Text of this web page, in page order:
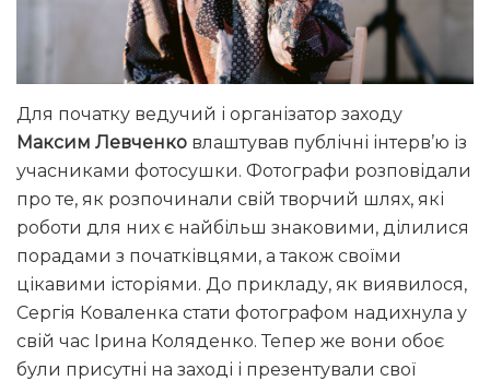
Для початку ведучий і організатор заходу
Максим Левченко влаштував публічні інтерв’ю із
учасниками фотосушки. Фотографи розповідали
про те, як розпочинали свій творчий шлях, які
роботи для них є найбільш знаковими, ділилися
порадами з початківцями, а також своїми
цікавими історіями. До прикладу, як виявилося,
Сергія Коваленка стати фотографом надихнула у
свій час Ірина Коляденко. Тепер же вони обоє
були присутні на заході і презентували свої